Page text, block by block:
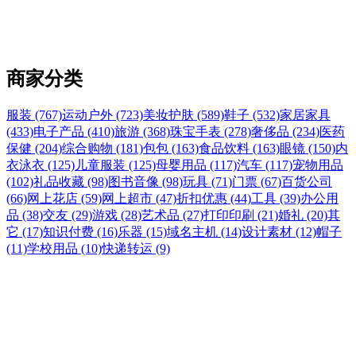
商家分类
服装 (767)运动户外 (723)美妆护肤 (589)鞋子 (532)家居家具
(433)电子产品 (410)旅游 (368)珠宝手表 (278)奢侈品 (234)医药
保健 (204)综合购物 (181)包包 (163)食品饮料 (163)眼镜 (150)内
衣泳衣 (125) 儿童服装 (125)母婴用品 (117)汽车 (117)宠物用品
(102)礼品收藏 (98)图书音像 (98)玩具 (71)门票 (67)百货公司
(66)网上花店 (59)网上超市 (47)折扣优惠 (44)工具 (39)办公用
品 (38)交友 (29)游戏 (28)艺术品 (27)打印印刷 (21)婚礼 (20)其
它 (17)知识付费 (16)乐器 (15)域名主机 (14)设计素材 (12)帽子
(11)学校用品 (10)快递转运 (9)